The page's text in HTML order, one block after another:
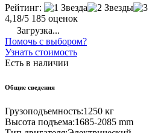
Рейтинг:
4,18/5 185 оценок
Загрузка...
Помочь с выбором?
Узнать стоимость
Есть в наличии
Общие сведения
Грузоподъемность:1250 кг
Высота подъема:1685-2085 mm